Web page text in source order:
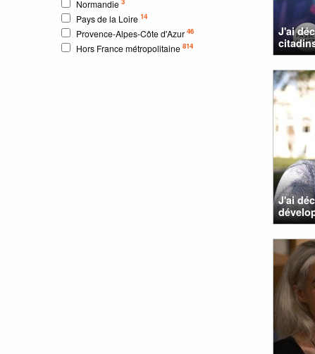
Normandie
Pays de la Loire 14
Provence-Alpes-Côte d'Azur 46
Hors France métropolitaine 814
J'ai
J'ai